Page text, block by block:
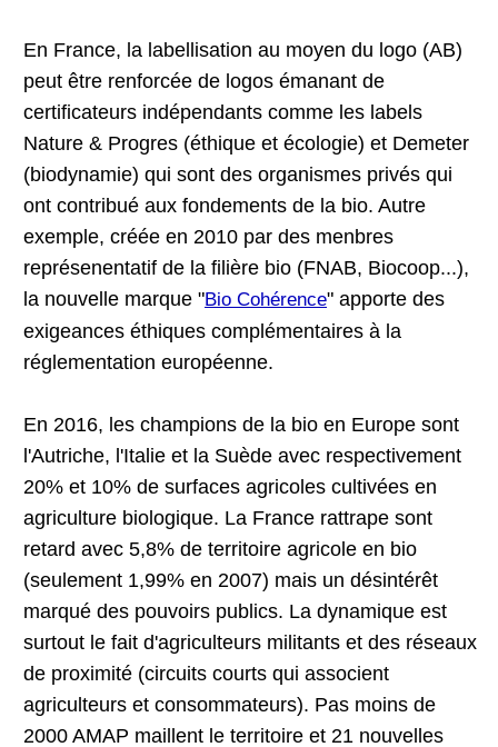
En France, la labellisation au moyen du logo (AB)
peut être renforcée de logos émanant de
certificateurs indépendants comme les labels
Nature & Progres (éthique et écologie) et Demeter
(biodynamie) qui sont des organismes privés qui
ont contribué aux fondements de la bio. Autre
exemple, créée en 2010 par des menbres
représenentatif de la filière bio (FNAB, Biocoop...),
la nouvelle marque "Bio Cohérence" apporte des
exigeances éthiques complémentaires à la
réglementation européenne.
En 2016, les champions de la bio en Europe sont
l'Autriche, l'Italie et la Suède avec respectivement
20% et 10% de surfaces agricoles cultivées en
agriculture biologique. La France rattrape sont
retard avec 5,8% de territoire agricole en bio
(seulement 1,99% en 2007) mais un désintérêt
marqué des pouvoirs publics. La dynamique est
surtout le fait d'agriculteurs militants et des réseaux
de proximité (circuits courts qui associent
agriculteurs et consommateurs). Pas moins de
2000 AMAP maillent le territoire et 21 nouvelles